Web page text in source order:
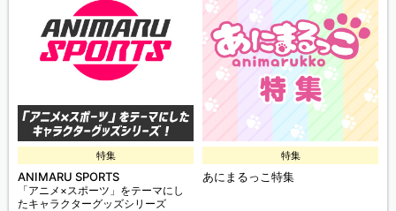
特集
ANIMARU SPORTS
「アニメ×スポーツ」をテーマにし
たキャラクターグッズシリーズ
特集
あにまるっこ特集